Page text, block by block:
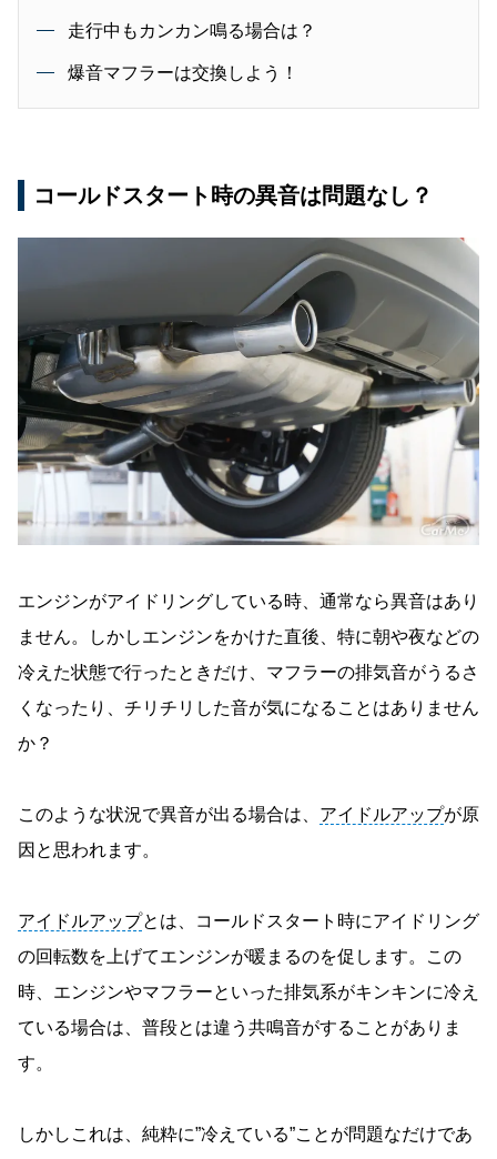
走行中もカンカン鳴る場合は？
爆音マフラーは交換しよう！
コールドスタート時の異音は問題なし？
エンジンがアイドリングしている時、通常なら異音はあり
ません。しかしエンジンをかけた直後、特に朝や夜などの
冷えた状態で行ったときだけ、マフラーの排気音がうるさ
くなったり、チリチリした音が気になることはありません
か？
このような状況で異音が出る場合は、 アイドルアップが原
因と思われます。
アイドルアップとは、コールドスタート時にアイドリング
の回転数を上げてエンジンが暖まるのを促します。この
時、エンジンやマフラーといった排気系がキンキンに冷え
ている場合は、普段とは違う共鳴音がすることがありま
す。
しかしこれは、純粋に”冷えている”ことが問題なだけであ